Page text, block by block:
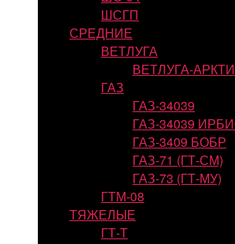
ШСГП
СРЕДНИЕ
ВЕТЛУГА
ВЕТЛУГА-
ГАЗ
ГАЗ-34039
ГАЗ-34039
ГАЗ-3409 БОБР
ГАЗ-71 (ГТ-СМ)
ГАЗ-73 (ГТ-МУ)
ГТМ-08
ТЯЖЕЛЫЕ
ГТ-Т